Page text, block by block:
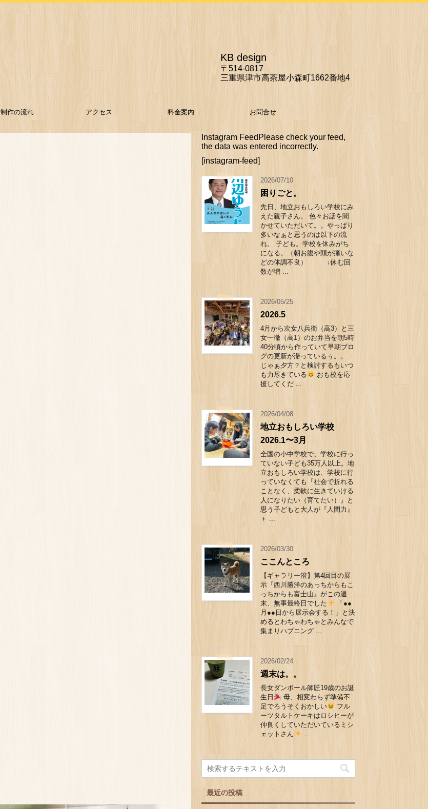
KB design
〒514-0817
三重県津市高茶屋小森町1662番地4
制作の流れ アクセス 料金案内 お問合せ
Instagram FeedPlease check your feed,
the data was entered incorrectly.
[instagram-feed]
2026/07/10
困りごと。
先日、地立おもしろい学校にみ
えた親子さん。 色々お話を聞
かせていただいて。。やっぱり
多いなぁと思うのは以下の流
れ。 子ども。学校を休みがち
になる。（朝お腹や頭が痛いな
どの体調不良） ↓休む回
数が増 ...
2026/05/25
2026.5
4月から次女八兵衛（高3）と三
女一徹（高1）のお弁当を朝5時
40分頃から作っていて早朝ブロ
グの更新が滞っているぅ。。
じゃぁ夕方？と検討するもいつ
も力尽きている
おも校を応
援してくだ ...
2026/04/08
地立おもしろい学校
2026.1〜3月
全国の小中学校で、学校に行っ
ていない子ども35万人以上。地
立おもしろい学校は、学校に行
っていなくても『社会で折れる
ことなく、柔軟に生きていける
人になりたい（育てたい）』と
思う子どもと大人が『人間力』
＋ ...
2026/03/30
ここんところ
【ギャラリー澄】第4回目の展
示『西川勝洋のあっちからもこ
っちからも富士山』がこの週
末、無事最終日でした
「●●
月●●日から展示会する！」と決
めるとわちゃわちゃとみんなで
集まりハプニング ...
2026/02/24
週末は。。
長女ダンボール師匠19歳のお誕
生日
母、相変わらず準備不
足でろうそくおかしい
フル
ーツタルトケーキはロシヒーが
仲良くしていただいているミシ
ェットさん
...
最近の投稿